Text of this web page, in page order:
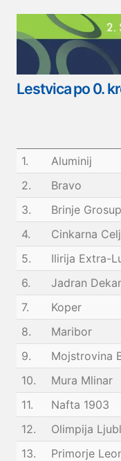
Lestvica po 0.
1.
Aluminij
2.
Bravo
3.
Brinje
4.
Cinkarna
5.
Ilirija Extra-
6.
Jadran
7.
Koper
8.
Maribor
9.
Mojstrovina
10.
Mura Mlinar
11.
Nafta 1903
12.
Olimpija
13.
Primorje